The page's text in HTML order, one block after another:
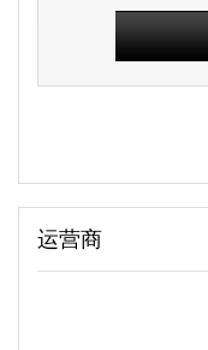
运营商